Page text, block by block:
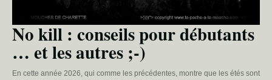
No kill : conseils pour débutants
… et les autres ;-)
En cette année 2026, qui comme les précédentes, montre que les étés sont